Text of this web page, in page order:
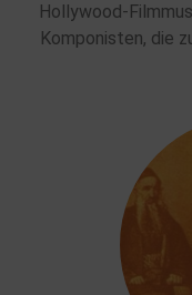
Hollywood-
Komponisten, die